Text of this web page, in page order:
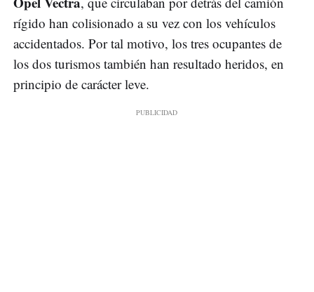
rígido han colisionado a su vez con los vehículos
accidentados. Por tal motivo, los tres ocupantes de
los dos turismos también han resultado heridos, en
principio de carácter leve.